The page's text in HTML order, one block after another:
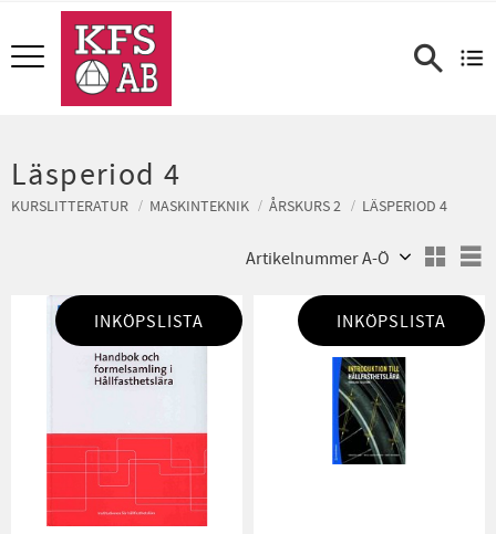
Meny
Läsperiod 4
KURSLITTERATUR MASKINTEKNIK ÅRSKURS 2 LÄSPERIOD 4
INKÖPSLISTA INKÖPSLISTA